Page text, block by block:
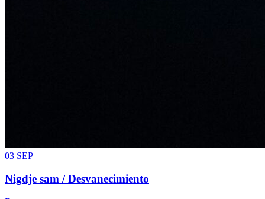
03 SEP
Nigdje sam / Desvanecimiento